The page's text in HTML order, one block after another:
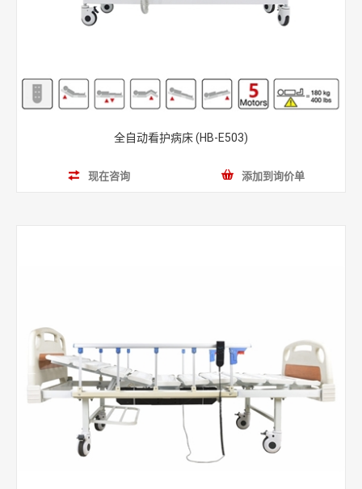
全自动看护病床 (HB-E503)
现在咨询 添加到询价单